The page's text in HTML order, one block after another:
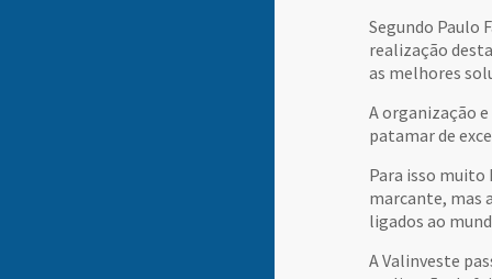
Segundo Paulo
realização
as melhores
A organização
patamar de
Para isso muito
marcante, mas
ligados ao
A Valinveste